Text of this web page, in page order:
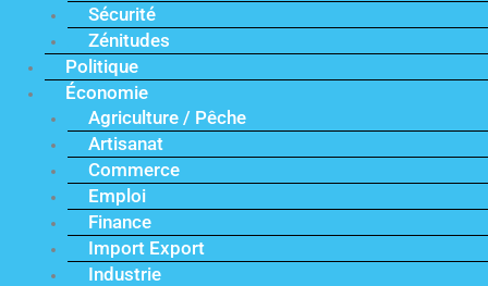
Sécurité
Zénitudes
Politique
Économie
Agriculture / Pêche
Artisanat
Commerce
Emploi
Finance
Import Export
Industrie